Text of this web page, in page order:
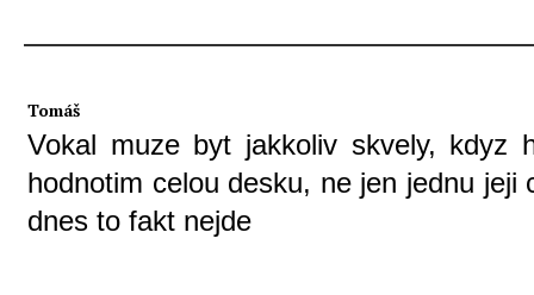
Tomáš
Vokal muze byt jakkoliv skvely, kdyz
hodnotim celou desku, ne jen jednu
dnes to fakt nejde